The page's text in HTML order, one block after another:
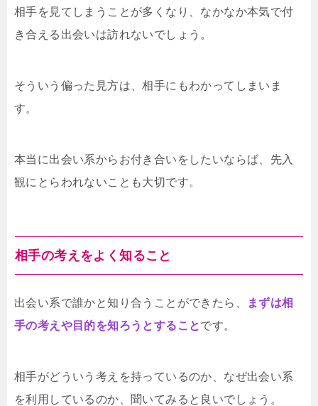
相手を見てしまうことが多くなり、なかなか本気で付
き合える出会いは訪れないでしょう。
そういう偏った見方は、相手にもわかってしまいま
す。
本当に出会い系からお付き合いをしたいならば、先入
観にとらわれないことも大切です。
相手の考えをよく知ること
出会い系で誰かと知り合うことができたら、
まずは相
手の考えや目的を知ろうとすることです。
相手がどういう考えを持っているのか、なぜ出会い系
を利用しているのか、聞いてみると良いでしょう。